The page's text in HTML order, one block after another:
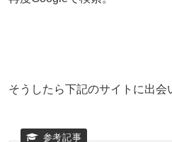
そうしたら下記のサイトに出会